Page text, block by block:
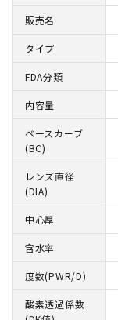
販売名
タイプ
FDA分類
内容量
ベースカーブ
(BC)
レンズ直径
(DIA)
中心厚
含水率
度数(PWR/D)
酸素透過係数